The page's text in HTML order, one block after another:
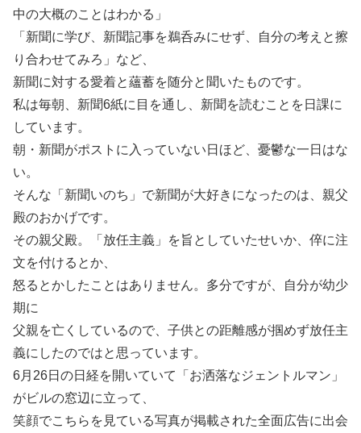
中の大概のことはわかる」
「新聞に学び、新聞記事を鵜呑みにせず、自分の考えと擦
り合わせてみろ」など、
新聞に対する愛着と蘊蓄を随分と聞いたものです。
私は毎朝、新聞6紙に目を通し、新聞を読むことを日課に
しています。
朝・新聞がポストに入っていない日ほど、憂鬱な一日はな
い。
そんな「新聞いのち」で新聞が大好きになったのは、親父
殿のおかげです。
その親父殿。「放任主義」を旨としていたせいか、倅に注
文を付けるとか、
怒るとかしたことはありません。多分ですが、自分が幼少
期に
父親を亡くしているので、子供との距離感が掴めず放任主
義にしたのではと思っています。
6月26日の日経を開いていて「お洒落なジェントルマン」
がビルの窓辺に立って、
笑顔でこちらを見ている写真が掲載された全面広告に出会